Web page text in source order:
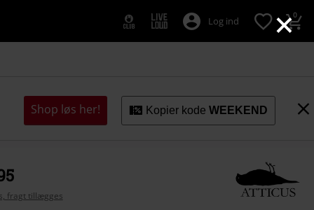
×
Log ind 0
Shop løs her! Kopier kode WEEKEND
fragt tillægges